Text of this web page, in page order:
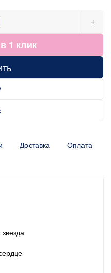
+
1 клик
Доставка Оплата